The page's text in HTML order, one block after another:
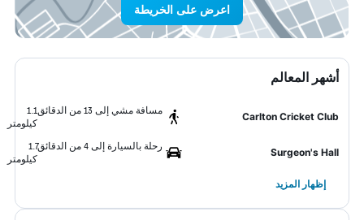
اعرض على الخريطة
أشهر المعالم
Carlton Cricket Club
مسافة مشي إلى 13 من الدقائق
1.1
كيلومتر
Surgeon's Hall
رحلة بالسيارة إلى 4 من الدقائق
1.7
كيلومتر
إظهار المزيد